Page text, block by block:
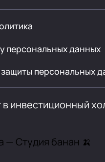
персональных данных
персональных
в инвестиционный
— Студия банан 🍌